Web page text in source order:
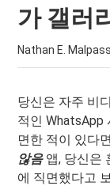
가 갤러
Nathan E.
당신은 자주 비
적인 WhatsApp
면한 적이 있다면
않음앱, 당신은
에 직면했다고